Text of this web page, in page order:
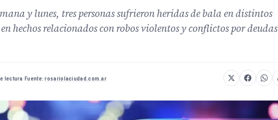
y lunes, tres personas sufrieron heridas de bala en distintos
hechos relacionados con robos violentos y conflictos por deudas
lectura ·Fuente:rosariolaciudad.com.ar